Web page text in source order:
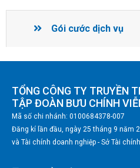
lưu điểm dừng, đề xuất
Việt.
Gói cước dịch vụ
TỔNG CÔNG TY TRUYỀN
TẬP ĐOÀN BƯU CHÍNH
Mã số chi nhánh: 0100684378-007
Đăng kí lần đầu, ngày 25 tháng 9 năm
và Tài chính doanh nghiệp - Sở Tài